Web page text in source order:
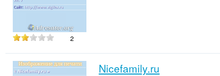
2
Nicefamily.ru